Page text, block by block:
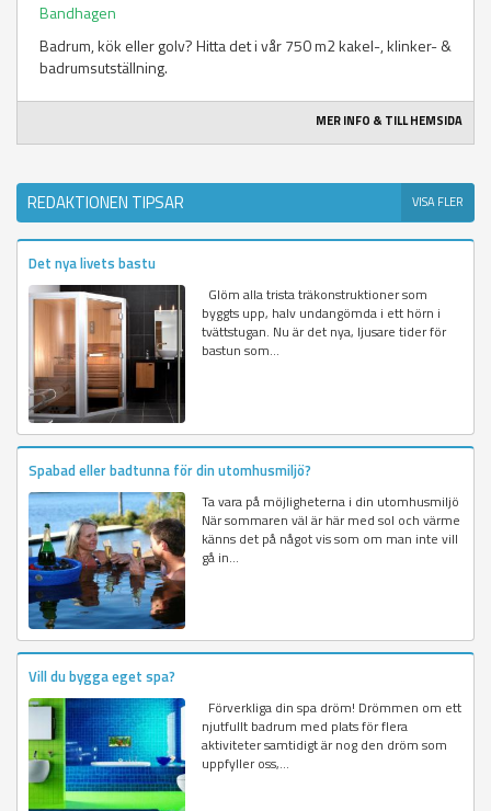
Bandhagen
Badrum, kök eller golv? Hitta det i vår 750 m2 kakel-, klinker- &
badrumsutställning.
MER INFO & TILL HEMSIDA
REDAKTIONEN TIPSAR VISA FLER
Det nya livets bastu
Glöm alla trista träkonstruktioner som
byggts upp, halv undangömda i ett hörn i
tvättstugan. Nu är det nya, ljusare tider för
bastun som...
Spabad eller badtunna för din utomhusmiljö?
Ta vara på möjligheterna i din utomhusmiljö
När sommaren väl är här med sol och värme
känns det på något vis som om man inte vill
gå in...
Vill du bygga eget spa?
Förverkliga din spa dröm! Drömmen om ett
njutfullt badrum med plats för flera
aktiviteter samtidigt är nog den dröm som
uppfyller oss,...